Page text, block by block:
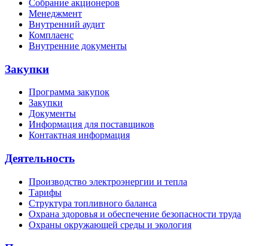
Собрание акционеров
Менеджмент
Внутренний аудит
Комплаенс
Внутренние документы
Закупки
Программа закупок
Закупки
Документы
Информация для поставщиков
Контактная информация
Деятельность
Производство электроэнергии и тепла
Тарифы
Структура топливного баланса
Охрана здоровья и обеспечение безопасности труда
Охраны окружающей среды и экология